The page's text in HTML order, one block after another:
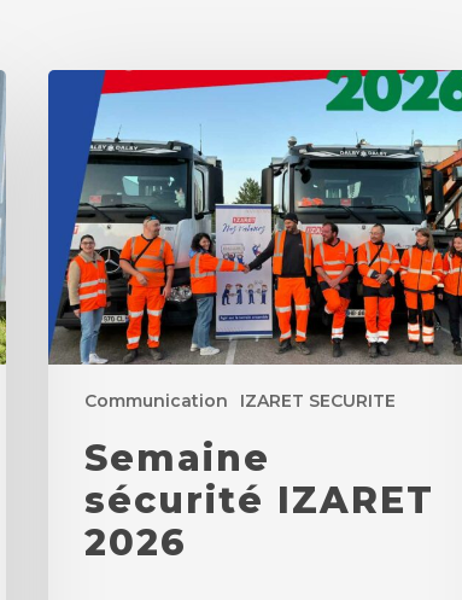
Communication IZARET SECURITE
Semaine
sécurité
IZARET
2026
Semaine
sécurité IZARET
2026